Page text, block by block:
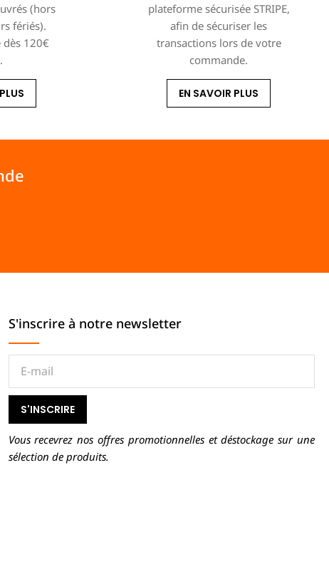
(hors
fériés).
120€
plateforme sécurisée STRIPE,
afin de sécuriser les
transactions lors de votre
commande.
EN SAVOIR PLUS
S'inscrire à notre newsletter
S'INSCRIRE
Vous recevrez nos offres promotionnelles et déstockage sur une
sélection de produits.